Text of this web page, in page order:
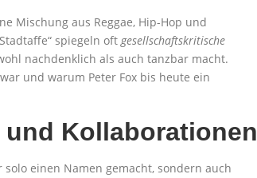
Mischung aus Reggae, Hip-Hop und
spiegeln oftgesellschaftskritische
nachdenklich als auch tanzbar macht.
und warum Peter Fox bis heute ein
Kollaborationen
einen Namen gemacht, sondern auch